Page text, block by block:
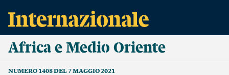
Africa e Medio Oriente
NUMERO 1408 DEL 7 MAGGIO 2021